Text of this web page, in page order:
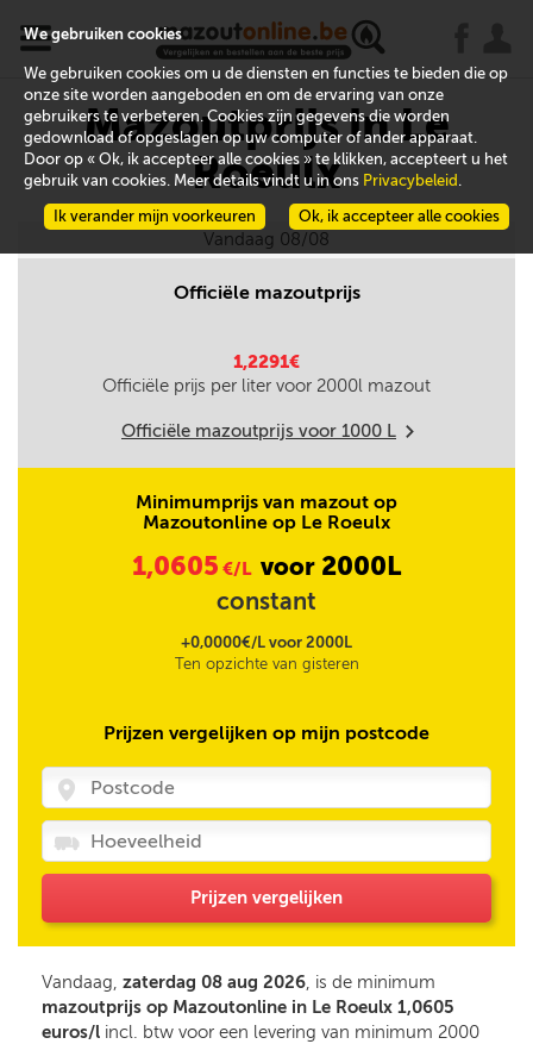
x
Mazoutprijs in Le
Roeulx
Vandaag 08/08
Officiële mazoutprijs
1,2291€
Officiële prijs per liter voor 2000l mazout
Officiële mazoutprijs voor 1000 L m
Minimumprijs van mazout op
Mazoutonline op Le Roeulx
1,0605 €/L voor 2000L
constant
+0,0000€/L voor 2000L
Ten opzichte van gisteren
Prijzen vergelijken op mijn postcode
Prijzen vergelijken
Vandaag, zaterdag 08 aug 2026, is de minimum
mazoutprijs op Mazoutonline in Le Roeulx 1,0605
euros/l incl. btw voor een levering van minimum 2000
We gebruiken cookies
We gebruiken cookies om u de diensten en functies te bieden die op
onze site worden aangeboden en om de ervaring van onze
gebruikers te verbeteren. Cookies zijn gegevens die worden
gedownload of opgeslagen op uw computer of ander apparaat.
Door op « Ok, ik accepteer alle cookies » te klikken, accepteert u het
gebruik van cookies. Meer details vindt u in ons Privacybeleid .
Ok, ik accepteer alle cookies
Ik verander mijn voorkeuren